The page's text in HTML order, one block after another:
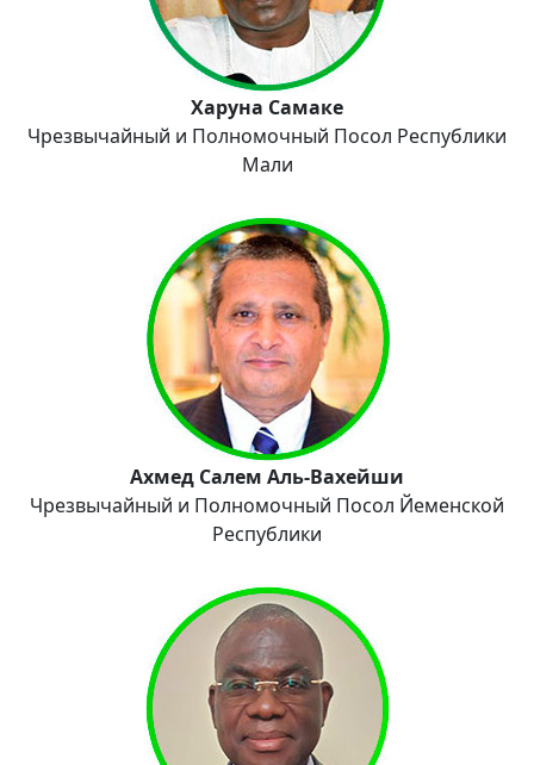
Харуна Самаке
Чрезвычайный и Полномочный Посол Республики
Мали
Ахмед Салем Аль-Вахейши
Чрезвычайный и Полномочный Посол Йеменской
Республики